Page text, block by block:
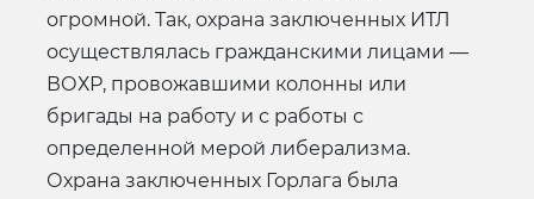
огромной. Так, охрана заключенных ИТЛ
осуществлялась гражданскими лицами —
ВОХР, провожавшими колонны или
бригады на работу и с работы с
определенной мерой либерализма.
Охрана заключенных Горлага была